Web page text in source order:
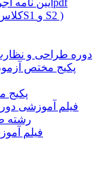
آیین نامه اجرای درب خروج آتش نشانی و دوربند+فایلpdf
آیین نامه مجموعه پمپ های آتش نشانی (کلاسS1 و S2 )
دوره طراحی و
پکیج مختص
پکیج
فیلم آموزشی
رشته
فیلم